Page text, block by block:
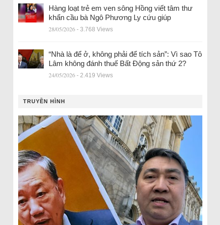
Hàng loạt trẻ em ven sông Hồng viết tâm thư
khẩn cầu bà Ngô Phương Ly cứu giúp
28/05/2026 - 3.768 Views
“Nhà là để ở, không phải để tích sản”: Vì sao Tô
Lâm không đánh thuế Bất Động sản thứ 2?
24/05/2026 - 2.419 Views
TRUYỀN HÌNH